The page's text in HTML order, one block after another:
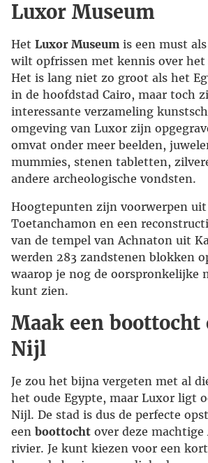
Luxor Museum
Het Luxor Museum is een must
wilt opfrissen met kennis over het
Het is lang niet zo groot als het
in de hoofdstad Cairo, maar toch
interessante verzameling
omgeving van Luxor zijn
omvat onder meer beelden,
mummies, stenen tabletten,
andere archeologische vondsten.
Hoogtepunten zijn voorwerpen
Toetanchamon en een
van de tempel van Achnaton uit
werden 283 zandstenen blokken
waarop je nog de oorspronkelijke
kunt zien.
Maak een boottocht
Nijl
Je zou het bijna vergeten met al
het oude Egypte, maar Luxor ligt
Nijl. De stad is dus de perfecte
een boottocht over deze machtige
rivier. Je kunt kiezen voor een